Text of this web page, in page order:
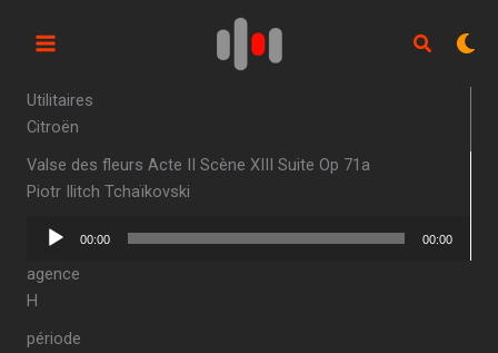
Utilitaires
Citroën
Valse des fleurs Acte II Scène XIII Suite Op 71a
Piotr Ilitch Tchaïkovski
Lecteur
00:00 00:00
agence
H
période